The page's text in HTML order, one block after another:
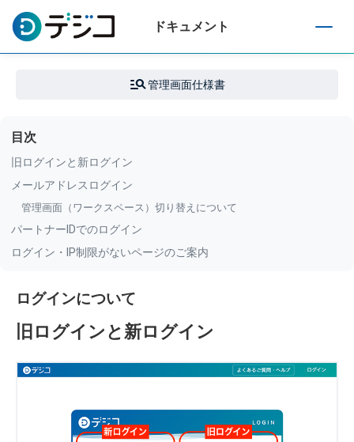
ドキュメント
o
管理画面仕様書
目次
旧ログインと新ログイン
メールアドレスログイン
管理画面（ワークスペース）切り替えについて
パートナーIDでのログイン
ログイン・IP制限がないページのご案内
ログインについて
旧ログインと新ログイン